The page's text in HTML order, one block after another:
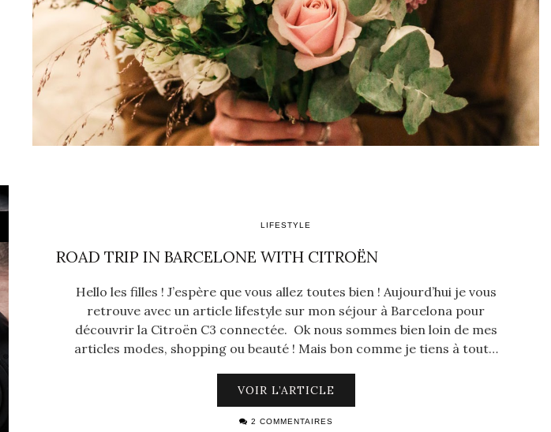
LIFESTYLE
ROAD TRIP IN BARCELONE WITH CITROËN
Hello les filles ! J’espère que vous allez toutes bien ! Aujourd’hui je vous
retrouve avec un article lifestyle sur mon séjour à Barcelona pour
découvrir la Citroën C3 connectée. Ok nous sommes bien loin de mes
articles modes, shopping ou beauté ! Mais bon comme je tiens à tout…
VOIR L’ARTICLE
2 COMMENTAIRES